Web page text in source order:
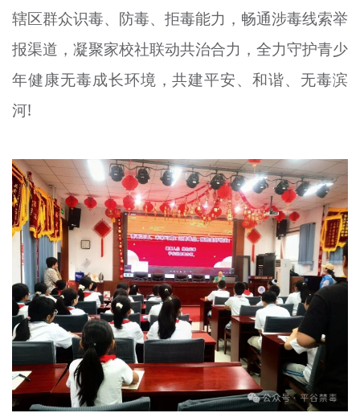
辖区群众识毒、防毒、拒毒能力，畅通涉毒线索举
报渠道，凝聚家校社联动共治合力，全力守护青少
年健康无毒成长环境，共建平安、和谐、无毒滨
河!